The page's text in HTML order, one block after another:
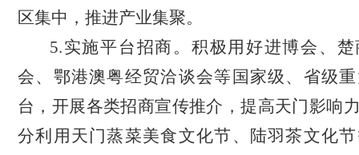
区集中，推进产业集聚。
5.实施平台招商。积极用好进博会、
会、鄂港澳粤经贸洽谈会等国家级、省级
台，开展各类招商宣传推介，提高天门影响
分利用天门蒸菜美食文化节、陆羽茶文化